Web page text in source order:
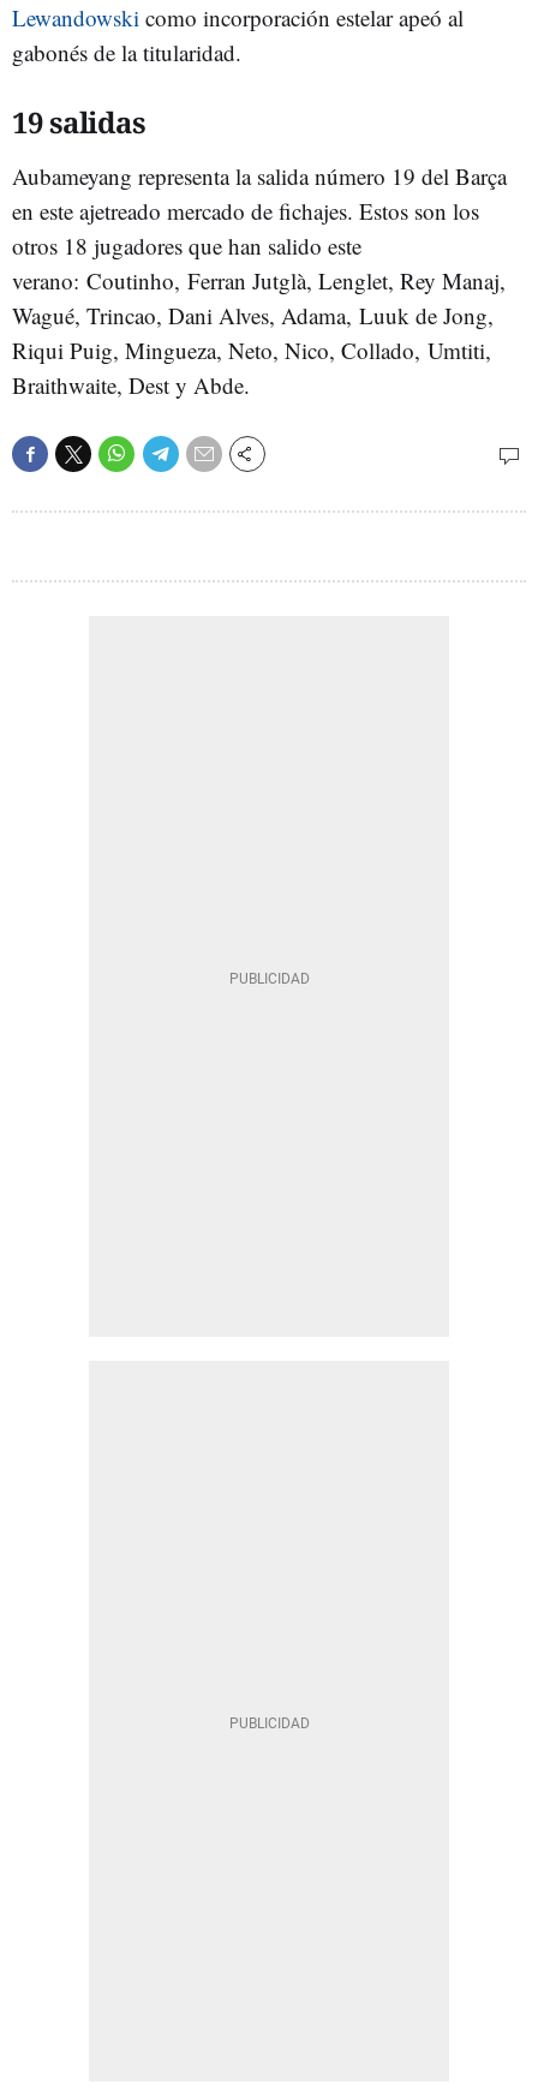
Lewandowski como incorporación estelar apeó al
gabonés de la titularidad.
19 salidas
Aubameyang representa la salida número 19 del Barça
en este ajetreado mercado de fichajes. Estos son los
otros 18 jugadores que han salido este
verano: Coutinho, Ferran Jutglà, Lenglet, Rey Manaj,
Wagué, Trincao, Dani Alves, Adama, Luuk de Jong,
Riqui Puig, Mingueza, Neto, Nico, Collado, Umtiti,
Braithwaite, Dest y Abde.